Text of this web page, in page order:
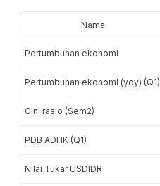
Nama
Pertumbuhan ekonomi
Pertumbuhan ekonomi (yoy) (Q1)
Gini rasio (Sem2)
PDB ADHK (Q1)
Nilai Tukar USDIDR